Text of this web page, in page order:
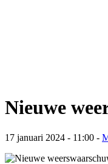
Nieuwe
17 januari 2024 - 11:00 -